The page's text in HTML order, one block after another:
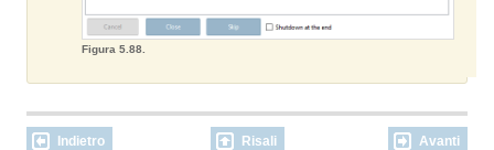
Figura 5.88.
Indietro Risali Avanti